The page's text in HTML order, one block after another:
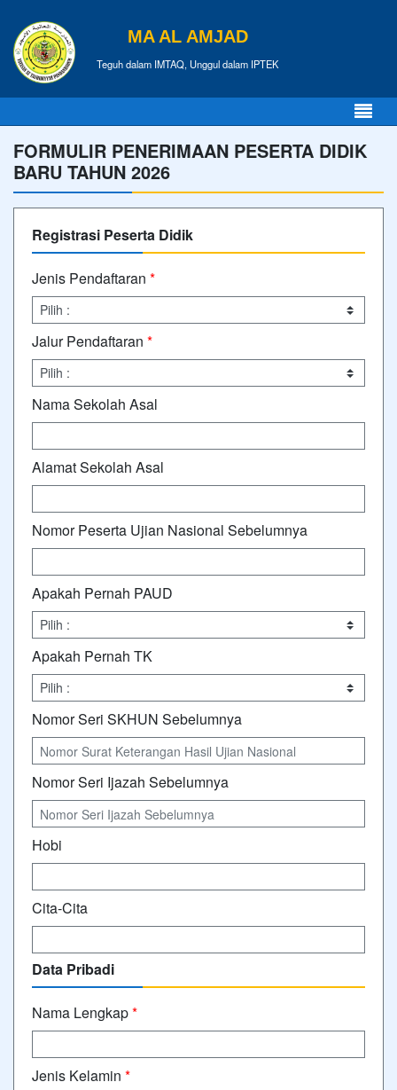
MA AL AMJAD
Teguh dalam IMTAQ, Unggul dalam IPTEK
FORMULIR PENERIMAAN PESERTA DIDIK
BARU TAHUN 2026
Registrasi Peserta Didik
Jenis Pendaftaran *
Jalur Pendaftaran *
Nama Sekolah Asal
Alamat Sekolah Asal
Nomor Peserta Ujian Nasional Sebelumnya
Apakah Pernah PAUD
Apakah Pernah TK
Nomor Seri SKHUN Sebelumnya
Nomor Seri Ijazah Sebelumnya
Hobi
Cita-Cita
Data Pribadi
Nama Lengkap*
Jenis Kelamin *